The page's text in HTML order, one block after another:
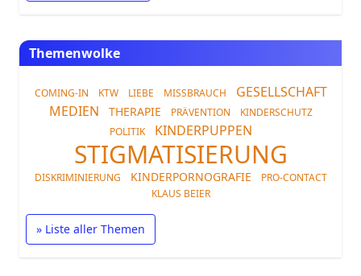
Themenwolke
COMING-IN KTW LIEBE MISSBRAUCH
GESELLSCHAFT
MEDIEN
THERAPIE PRÄVENTION
KINDERSCHUTZ
POLITIK
KINDERPUPPEN
STIGMATISIERUNG
DISKRIMINIERUNG KINDERPORNOGRAFIE
PRO-CONTACT
KLAUS BEIER
» Liste aller Themen